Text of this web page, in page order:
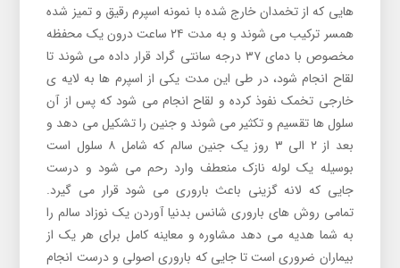
هایی که از تخمدان خارج شده با نمونه اسپرم رقیق و تمیز شده
همسر ترکیب می شوند و به مدت ۲۴ ساعت درون یک محفظه
مخصوص با دمای ۳۷ درجه سانتی گراد قرار داده می شوند تا
لقاح انجام شود، در طی این مدت یکی از اسپرم ها به لایه ی
خارجی تخمک نفوذ کرده و لقاح انجام می شود که پس از آن
سلول ها تقسیم و تکثیر می شوند و جنین را تشکیل می دهد و
بعد از ۲ الی ۳ روز یک جنین سالم که شامل ۸ سلول است
بوسیله یک لوله نازک منعطف وارد رحم می شود و درست
جایی که لانه گزینی باعث باروری می شود قرار می گیرد.
تمامی روش های باروری شانس بدنیا آوردن یک نوزاد سالم را
به شما هدیه می دهد مشاوره و معاینه کامل برای هر یک از
بیماران ضروری است تا جایی که باروری اصولی و درست انجام